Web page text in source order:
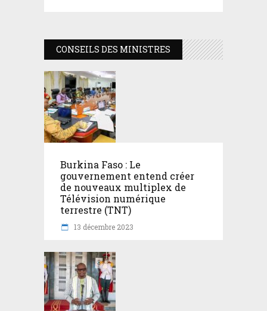
CONSEILS DES MINISTRES
Burkina Faso : Le
gouvernement entend créer
de nouveaux multiplex de
Télévision numérique
terrestre (TNT)
13 décembre 2023